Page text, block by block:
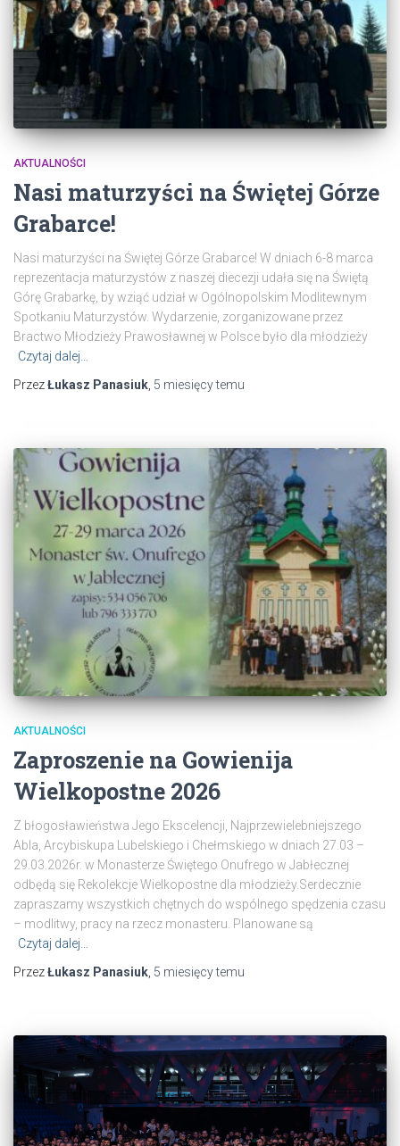
AKTUALNOŚCI
Nasi maturzyści na Świętej Górze
Grabarce!
Nasi maturzyści na Świętej Górze Grabarce! W dniach 6-8 marca
reprezentacja maturzystów z naszej diecezji udała się na Świętą
Górę Grabarkę, by wziąć udział w Ogólnopolskim Modlitewnym
Spotkaniu Maturzystów. Wydarzenie, zorganizowane przez
Bractwo Młodzieży Prawosławnej w Polsce było dla młodzieży
Czytaj dalej…
PrzezŁukasz Panasiuk 5 miesięcytemu
AKTUALNOŚCI
Zaproszenie na Gowienija
Wielkopostne 2026
Z błogosławieństwa Jego Ekscelencji, Najprzewielebniejszego
Abla, Arcybiskupa Lubelskiego i Chełmskiego w dniach 27.03 –
29.03.2026r. w Monasterze Świętego Onufrego w Jabłecznej
odbędą się Rekolekcje Wielkopostne dla młodzieży.Serdecznie
zapraszamy wszystkich chętnych do wspólnego spędzenia czasu
– modlitwy, pracy na rzecz monasteru. Planowane są
Czytaj dalej…
PrzezŁukasz Panasiuk, 5 miesięcytemu